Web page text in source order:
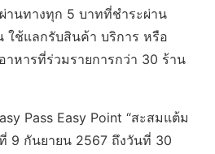
านทางทุก 5 บาทที่ชำระผ่าน
ใช้แลกรับสินค้า บริการ หรือ
หารที่ร่วมรายการกว่า 30 ร้าน
Pass Easy Point “สะสมแต้ม
9 กันยายน 2567 ถึงวันที่ 30